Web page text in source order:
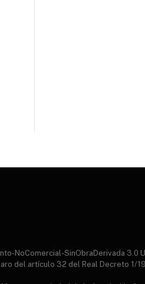
NoComercial-SinObraDerivada 3.0
del artículo 32 del Real Decreto 1/